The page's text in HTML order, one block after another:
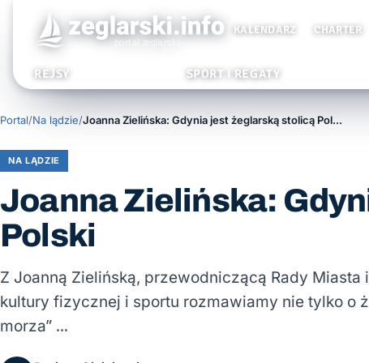
KALENDARZ CHARTER
REJSY SPORT I REGATY
Portal/Na lądzie/ Joanna Zielińska: Gdynia jest żeglarską stolicą Polski
NA LĄDZIE
Joanna Zielińska:
Polski
Z Joanną Zielińską, przewodniczącą Rady
kultury fizycznej i sportu rozmawiamy nie tylko o
morza” …